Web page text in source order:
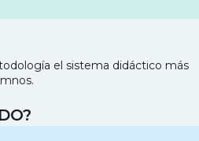
el sistema didáctico más